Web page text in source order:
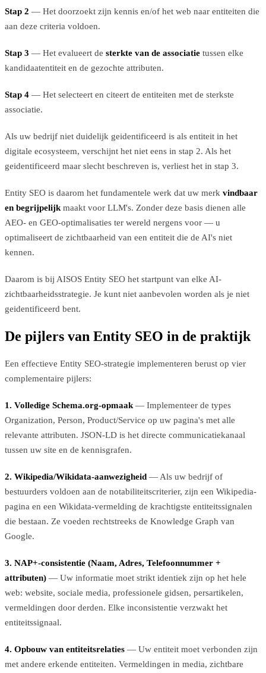
Stap 2 — Het doorzoekt zijn kennis en/of het web naar entiteiten die
aan deze criteria voldoen.
Stap 3 — Het evalueert de sterkte van de associatie tussen elke
kandidaatentiteit en de gezochte attributen.
Stap 4 — Het selecteert en citeert de entiteiten met de sterkste
associatie.
Als uw bedrijf niet duidelijk geidentificeerd is als entiteit in het
digitale ecosysteem, verschijnt het niet eens in stap 2. Als het
geidentificeerd maar slecht beschreven is, verliest het in stap 3.
Entity SEO is daarom het fundamentele werk dat uw merk vindbaar
en begrijpelijk maakt voor LLM's. Zonder deze basis dienen alle
AEO- en GEO-optimalisaties ter wereld nergens voor — u
optimaliseert de zichtbaarheid van een entiteit die de AI's niet
kennen.
Daarom is bij AISOS Entity SEO het startpunt van elke AI-
zichtbaarheidsstrategie. Je kunt niet aanbevolen worden als je niet
geidentificeerd bent.
De pijlers van Entity SEO in de praktijk
Een effectieve Entity SEO-strategie implementeren berust op vier
complementaire pijlers:
1. Volledige Schema.org-opmaak — Implementeer de types
Organization, Person, Product/Service op uw pagina's met alle
relevante attributen. JSON-LD is het directe communicatiekanaal
tussen uw site en de kennisgrafen.
2. Wikipedia/Wikidata-aanwezigheid — Als uw bedrijf of
bestuurders voldoen aan de notabiliteitscriterier, zijn een Wikipedia-
pagina en een Wikidata-vermelding de krachtigste entiteitssignalen
die bestaan. Ze voeden rechtstreeks de Knowledge Graph van
Google.
3. NAP+-consistentie (Naam, Adres, Telefoonnummer +
attributen) — Uw informatie moet strikt identiek zijn op het hele
web: website, sociale media, professionele gidsen, persartikelen,
vermeldingen door derden. Elke inconsistentie verzwakt het
entiteitssignaal.
4. Opbouw van entiteitsrelaties — Uw entiteit moet verbonden zijn
met andere erkende entiteiten. Vermeldingen in media, zichtbare